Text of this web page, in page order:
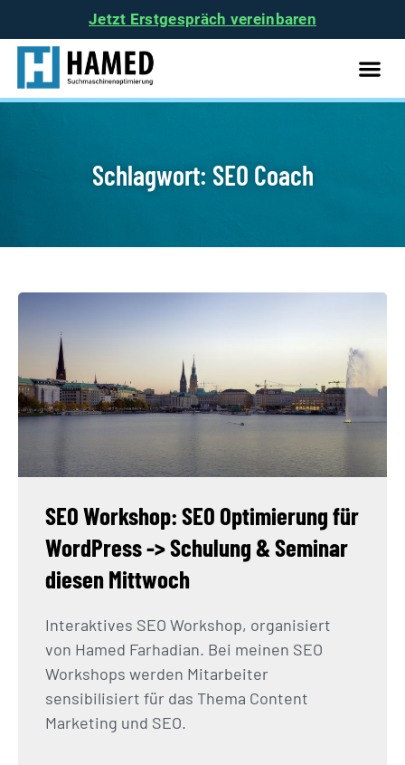
Jetzt Erstgespräch vereinbaren
Schlagwort: SEO Coach
SEO Workshop: SEO Optimierung für
WordPress -> Schulung & Seminar
diesen Mittwoch
Interaktives SEO Workshop, organisiert
von Hamed Farhadian. Bei meinen SEO
Workshops werden Mitarbeiter
sensibilisiert für das Thema Content
Marketing und SEO.